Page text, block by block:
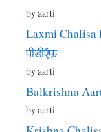
by aarti
Laxmi Chalisa
पीडीऍफ़
by aarti
Balkrishna
by aarti